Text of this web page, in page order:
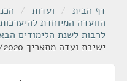
דף הבית / ועדות /
הוועדה המיוחדת
לרבות לשנת הלימודים
ישיבת ועדה מתאריך 20/05/2020